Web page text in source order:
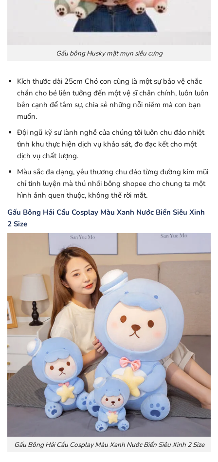
Gấu bông Husky mặt mụn siêu cưng
Kích thước dài 25cm Chó con cũng là một sự bảo vệ chắc
chắn cho bé liên tưởng đến một vệ sĩ chân chính, luôn luôn
bên cạnh để tâm sự, chia sẻ những nỗi niềm mà con bạn
muốn.
Đội ngũ kỹ sư lành nghề của chúng tôi luôn chu đáo nhiệt
tình khu thực hiện dịch vụ khảo sát, đo đạc kết cho một
dịch vụ chất lượng.
Màu sắc đa dạng, yêu thương chu đáo từng đường kim mũi
chỉ tinh luyện mà thú nhồi bông shopee cho chung ta một
hình ảnh quen thuộc, không thể rời mắt.
Gấu Bông Hải Cẩu Cosplay Màu Xanh Nước Biển Siêu Xinh
2 Size
Gấu Bông Hải Cẩu Cosplay Màu Xanh Nước Biển Siêu Xinh 2 Size